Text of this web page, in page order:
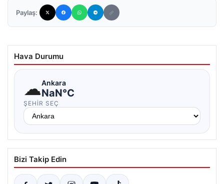
Paylaş:
Hava Durumu
☁Ankara
NaN°C
ŞEHIR SEÇ
Bizi Takip Edin